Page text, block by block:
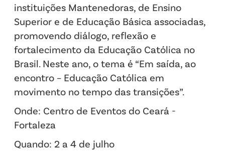
instituições Mantenedoras, de Ensino
Superior e de Educação Básica associadas,
promovendo diálogo, reflexão e
fortalecimento da Educação Católica no
Brasil. Neste ano, o tema é “Em saída, ao
encontro – Educação Católica em
movimento no tempo das transições”.
Onde: Centro de Eventos do Ceará -
Fortaleza
Quando: 2 a 4 de julho